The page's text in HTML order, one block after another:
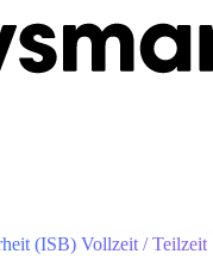
(ISB) Vollzeit / Teilzeit